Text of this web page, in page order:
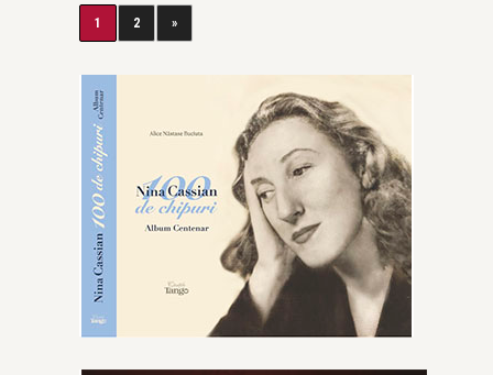
1 2 »